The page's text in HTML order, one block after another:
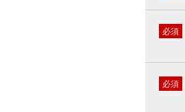
必須
必須